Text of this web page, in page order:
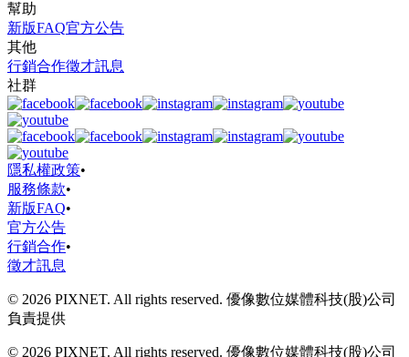
幫助
新版FAQ官方公告
其他
行銷合作徵才訊息
社群
隱私權政策•
服務條款•
新版FAQ•
官方公告
行銷合作•
徵才訊息
© 2026 PIXNET. All rights reserved. 優像數位媒體科技(股)公司
負責提供
© 2026 PIXNET. All rights reserved. 優像數位媒體科技(股)公司